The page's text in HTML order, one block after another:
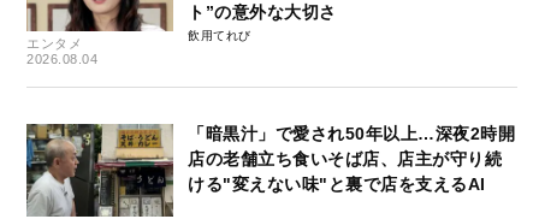
エンタメ
2026.08.04
ト”の意外な大切さ
飲用てれび
「暗黒汁」で愛され50年以上…深夜2時開
店の老舗立ち食いそば店、店主が守り続
ける"変えない味"と裏で店を支えるAI